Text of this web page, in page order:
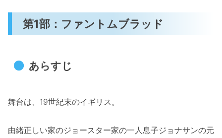
第1部：ファントムブラッド
あらすじ
舞台は、19世紀末のイギリス。
由緒正しい家のジョースター家の一人息子ジョナサンの元